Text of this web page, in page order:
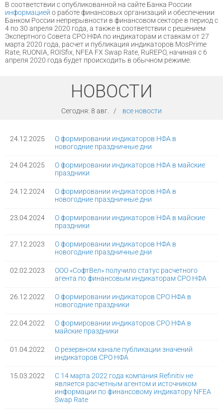
В соответствии с опубликованной на сайте Банка России
информацией о работе финансовых организаций и обеспечении
Банком России непрерывности в финансовом секторе в период с
4 по 30 апреля 2020 года, а также в соответствии с решением
Экспертного Совета СРО НФА по индикаторам и ставкам от 27
марта 2020 года, расчет и публикация индикаторов MosPrime
Rate, RUONIA, ROISfix, NFEA FX Swap Rate, RuREPO, начиная с 6
апреля 2020 года будет происходить в обычном режиме.
НОВОСТИ
Сегодня: 8 авг. / все новости
24.12.2025
О формировании индикаторов НФА в
новогодние праздничные дни
24.04.2025
О формировании индикаторов НФА в майские
праздники
24.12.2024
О формировании индикаторов НФА в
новогодние праздничные дни
23.04.2024
О формировании индикаторов НФА в майские
праздники
27.12.2023
О формировании индикаторов НФА в
новогодние праздничные дни
02.02.2023
ООО «СофтВел» получило статус расчетного
агента по финансовым индикаторам СРО НФА
26.12.2022
О формировании индикаторов СРО НФА в
новогодние праздники
22.04.2022
О формировании индикаторов СРО НФА в
майские праздники
01.04.2022
О резервном канале публикации значений
индикаторов СРО НФА
15.03.2022
С 14 марта 2022 года компания Refinitiv не
является расчетным агентом и источником
информации по финансовому индикатору NFEA
Swap Rate